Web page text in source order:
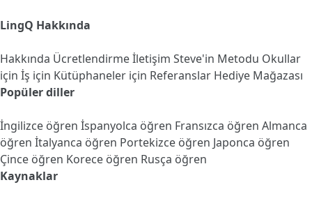
LingQ Hakkında
Hakkında Ücretlendirmeİletişim Steve'in Metodu Okullar
için İş için Kütüphaneler için Referanslar Hediye Mağazası
Popüler diller
İngilizce öğren İspanyolca öğren Fransızca öğren Almanca
öğren İtalyanca öğren Portekizce öğren Japonca öğren
Çince öğren Korece öğren Rusça öğren
Kaynaklar